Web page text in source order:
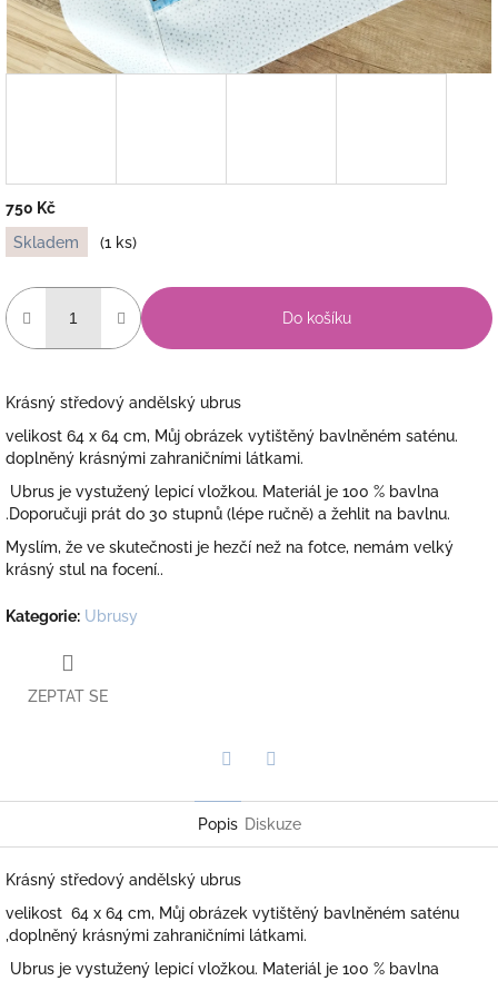
750 Kč
Měrná
cena:
Skladem (1 ks)
Do košíku
Krásný středový andělský ubrus
velikost 64 x 64 cm, Můj obrázek vytištěný bavlněném saténu.
doplněný krásnými zahraničními látkami.
Ubrus je vystužený lepicí vložkou. Materiál je 100 % bavlna
.Doporučuji prát do 30 stupnů (lépe ručně) a žehlit na bavlnu.
Myslím, že ve skutečnosti je hezčí než na fotce, nemám velký
krásný stul na focení..
Kategorie: Ubrusy
ZEPTAT SE
Popis Diskuze
Krásný středový andělský ubrus
velikost 64 x 64 cm, Můj obrázek vytištěný bavlněném saténu
,doplněný krásnými zahraničními látkami.
Ubrus je vystužený lepicí vložkou. Materiál je 100 % bavlna